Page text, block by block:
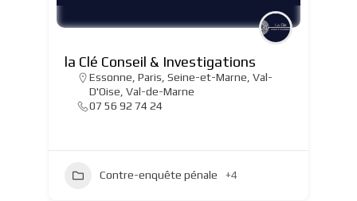
la Clé Conseil & Investigations
Essonne Paris Seine-et-Marne Val-
D'Oise Val-de-Marne
07 56 92 74 24
Contre-enquête pénale +4